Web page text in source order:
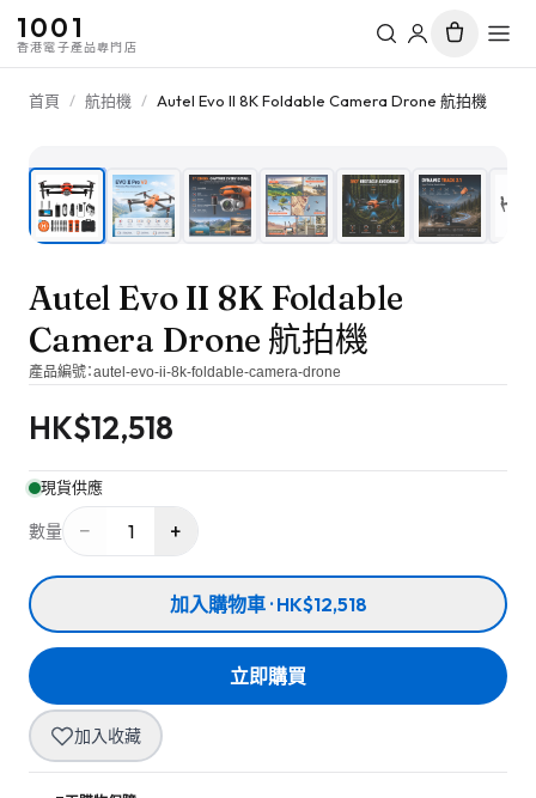
1001
香港電子產品專門店
首頁 / 航拍機 / Autel Evo II 8K Foldable Camera Drone 航拍機
Autel Evo II 8K Foldable
Camera Drone 航拍機
產品編號：autel-evo-ii-8k-foldable-camera-drone
HK$12,518
現貨供應
數量 − 1 +
加入購物車 · HK$12,518
立即購買
加入收藏